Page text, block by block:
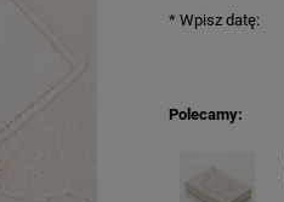
* Wpisz datę:
Polecamy: